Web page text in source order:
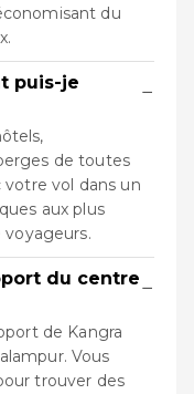
du
puis-je
−
de toutes
votre vol dans un
aux plus
voyageurs.
du centre−
de Kangra
Vous
trouver des